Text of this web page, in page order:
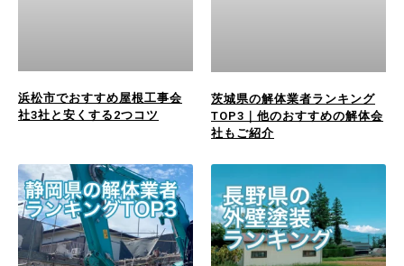
浜松市でおすすめ屋根工事会
社3社と安くする2つコツ
茨城県の解体業者ランキング
TOP3｜他のおすすめの解体会
社もご紹介